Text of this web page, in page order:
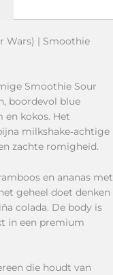
Wars) | Smoothie
Smoothie Sour
boordevol blue
en kokos. Het
milkshake‑achtige
zachte romigheid.
en ananas met
geheel doet denken
colada. De body is
in een premium
die houdt van